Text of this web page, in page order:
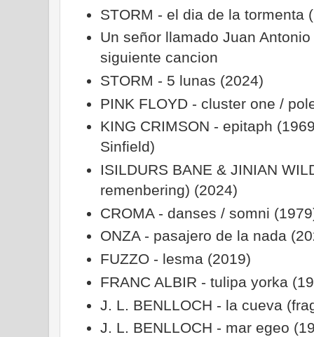
STORM - el dia de la tormenta
Un señor llamado Juan
siguiente cancion
STORM - 5 lunas (2024)
PINK FLOYD - cluster one /
KING CRIMSON - epitaph
Sinfield)
ISILDURS BANE & JINIAN
remenbering) (2024)
CROMA - danses / somni
ONZA - pasajero de la nada
FUZZO - lesma (2019)
FRANC ALBIR - tulipa yorka
J. L. BENLLOCH - la cueva
J. L. BENLLOCH - mar egeo